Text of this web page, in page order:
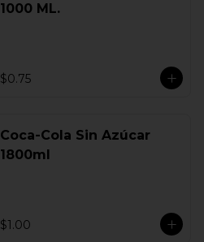
1000 ML.
$0.75
Coca-Cola Sin Azúcar
1800ml
$1.00